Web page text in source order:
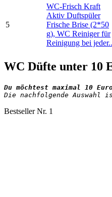
5
WC-Frisch Kraft
Aktiv Duftspüler
Frische Brise (2*50
g), WC Reiniger für
Reinigung bei
WC Düfte unter 10
Die nachfolgende
Bestseller Nr. 1